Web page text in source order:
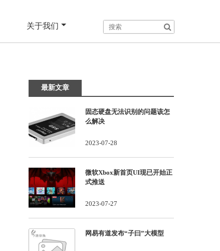
关于我们
最新文章
固态硬盘无法识别的问题该怎
么解决
2023-07-28
微软Xbox新首页UI现已开始正
式推送
2023-07-27
网易有道发布“子曰”大模型